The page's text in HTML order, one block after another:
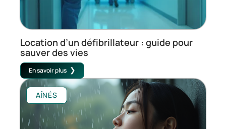
Location d’un défibrillateur : guide pour
sauver des vies
En savoir plus
AÎNÉS